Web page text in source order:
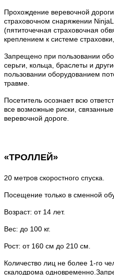
Прохождение веревочной
страховочном снаряжении
(пятиточечная страховочная
креплением к системе
Запрещено при пользовании
серьги, кольца, браслеты и
пользовании оборудованием
травме.
Посетитель осознает всю
все возможные риски,
веревочной дороге.
«ТРОЛЛЕЙ»
20 метров скоростного спуска.
Посещение только в сменной
Возраст: от 14 лет.
Вес: до 100 кг.
Рост: от 160 см до 210 см.
Количество лиц не более 1-го
скалодрома